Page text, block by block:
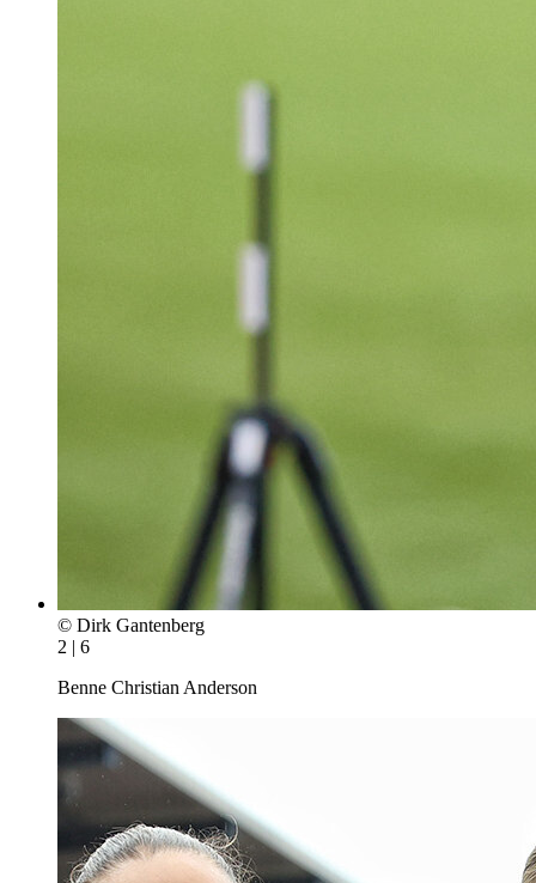
© Dirk Gantenberg
2 | 6
Benne Christian Anderson